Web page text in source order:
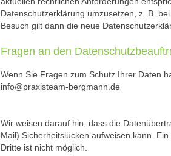
Datenschutzerklärung umzusetzen, z. B.
Besuch gilt dann die neue
Fragen an den
Wenn Sie Fragen zum Schutz Ihrer Daten
info@praxisteam-bergmann.de
Wir weisen darauf hin, dass die
Mail) Sicherheitslücken aufweisen kann.
Dritte ist nicht möglich.